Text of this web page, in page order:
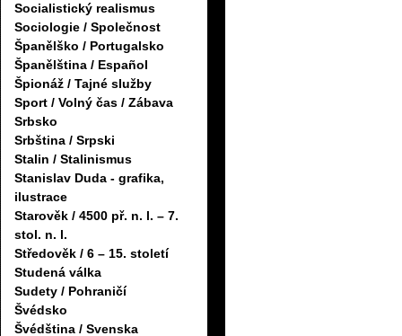
Socialistický realismus
Sociologie / Společnost
Španělško / Portugalsko
Španělština / Español
Špionáž / Tajné služby
Sport / Volný čas / Zábava
Srbsko
Srbština / Srpski
Stalin / Stalinismus
Stanislav Duda - grafika,
ilustrace
Starověk / 4500 př. n. l. – 7.
stol. n. l.
Středověk / 6 – 15. století
Studená válka
Sudety / Pohraničí
Švédsko
Švédština / Svenska